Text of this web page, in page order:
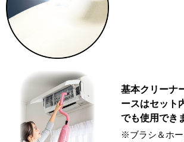
基本クリーナ
ースはセット
でも使用でき
※ブラシ＆ホ